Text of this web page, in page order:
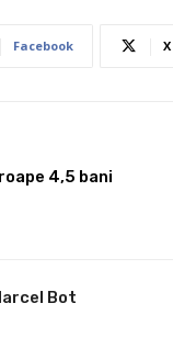
Facebook X
4,5 bani
Bot